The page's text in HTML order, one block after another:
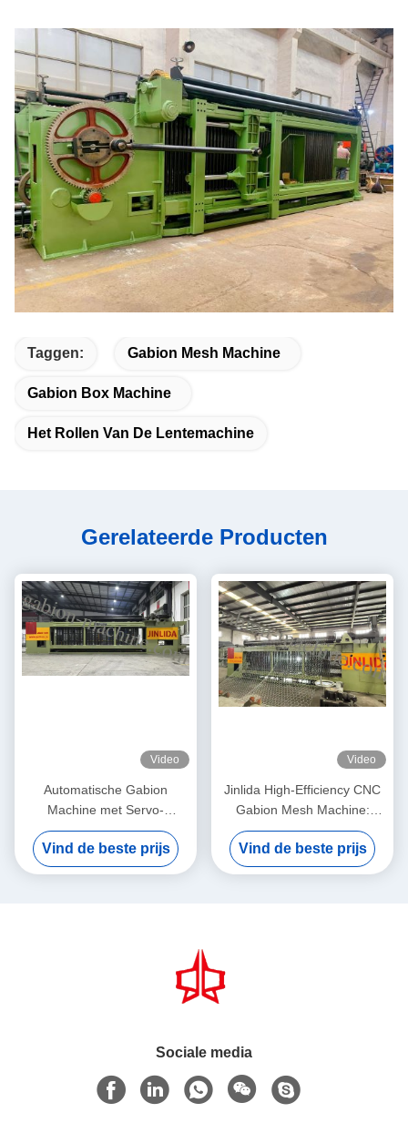
Taggen: Gabion Mesh Machine
Gabion Box Machine
Het Rollen Van De Lentemachine
Gerelateerde Producten
Video
Automatische Gabion
Machine met Servo-
gedreven Precision Mesh
Maker 5,3m Max Breedte
Vind de beste prijs
Video
Jinlida High-Efficiency CNC
Gabion Mesh Machine:
Perfect Combination of Fast
Output and Precision
Weaving to Boost
Vind de beste prijs
Sociale media